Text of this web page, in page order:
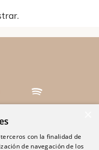
terceros con la finalidad de
de navegación de los